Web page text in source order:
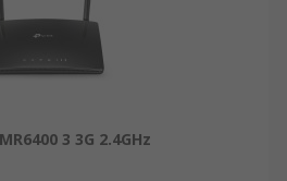
ไซเบอร์
ราเตอร์
ประกอบการ
3 3G 2.4GHz